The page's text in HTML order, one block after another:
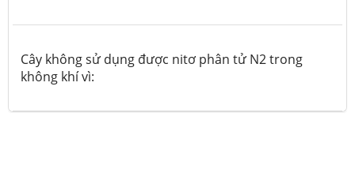
Cây không sử dụng được nitơ phân tử N2 trong
không khí vì: